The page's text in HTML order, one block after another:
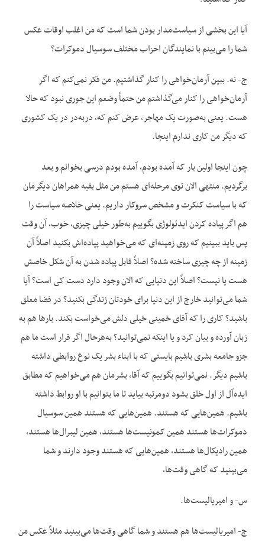
آیا این بخشی از سیاست‌مدار بودن شما است که من اغلب اوقات عکس
شما را می‌بینم با نمایندگان احزاب مختلف سوسیال دموکرات؟
ج- نه. ببین آرمان‌خواهی را کنار گذاشتیم. من فکر نمی‌کنم که اگر
آرمان‌خواهی را کنار می‌گذاشتم من حتماً وضعم این جوری نبود که حالا
هست. یعنی به‌صورت یک مهاجر، عرض کنم که، دربه‌در در یک کشوری
که دیگر من کاری ندارم اینجا.
چون اینجا اولین بار که آمده بودم، آمده بودم درسی بخوانم و بعد
برگردیم. منتهی الان توی مرحله‌ای هستم من مثل بقیه همراهان دیگرمان
که با سیاست کنکرت و مشخص سروکار داریم. یعنی خلاصه سیاست را
هم اگر پیاده کردن ایدئولوژی بگوییم به‌طور خیلی چیزی، خوب، آن وقت
پس باید ببینیم که روی زمینه‌ای که می‌خواهید پیاده‌اش بکنید اصلاً آن
زمینه از چه چیزی ساخته شده؟ اصلاً قابل پیاده شدن به آن شکل خاصش
هست یا نیست؟ اصلاً این دنیایی که الان وجود دارد دست کی است؟ آیا
شما می‌توانید خارج از این دنیا برای خودتان زندگی بکنید؟ در فضا معلق
باشید؟ کاری را که آقای خمینی خیلی دلش می‌خواست بکند. بارها هم به
زبان آورده و بیان کرد و یا اینکه نمی‌توانید؟ به‌هرحال اگر قرار است ما هم
جزو جامعه بشری باشیم بایستی که با ابناء بشر یک نوع روابطی داشته
باشیم دیگر. نمی‌توانیم بگوییم که آقا، بشرمان هم می‌خواهیم که مطابق
ایده‌آل از اول خلق بشود دومرتبه بیاید تا ما بتوانیم با او روابط داشته
باشیم. همین‌هایی که هستند. همین‌هایی که هستند همین سوسیال
دموکرات‌ها هستند همین کمونیست‌ها هستند، همین لیبرال‌ها هستند،
همین رادیکال‌ها هستند، همین‌هایی که هستند وجود دارند و شما
می‌بینید که گاهی وقت‌ها،
س- و امیریالیست‌ها.
ج- امیریالیست‌ها هم هستند و شما گاهی وقت‌ها می‌بینید مثلاً عکس من